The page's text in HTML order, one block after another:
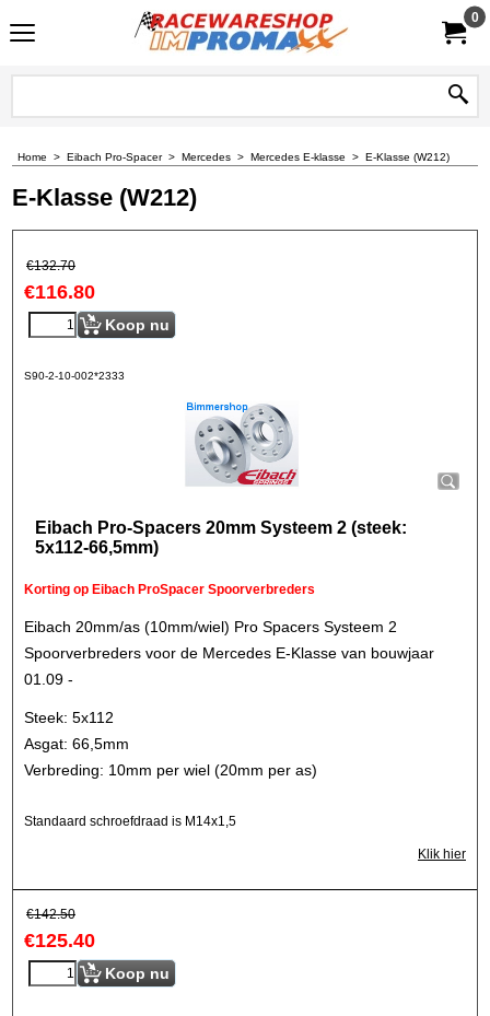
0
Home > Eibach Pro-Spacer> Mercedes > Mercedes E-klasse > E-Klasse (W212)
E-Klasse (W212)
€132.70
€116.80
Koop nu
S90-2-10-002*2333
Eibach Pro-Spacers 20mm Systeem 2 (steek:
5x112-66,5mm)
Korting op Eibach ProSpacer Spoorverbreders
Eibach 20mm/as (10mm/wiel) Pro Spacers Systeem 2
Spoorverbreders voor de Mercedes E-Klasse van bouwjaar
01.09 -
Steek: 5x112
Asgat: 66,5mm
Verbreding: 10mm per wiel (20mm per as)
Standaard schroefdraad is M14x1,5
Klik hier
€142.50
€125.40
Koop nu